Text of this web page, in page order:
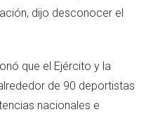
dijo desconocer el
que el Ejército y la
de 90 deportistas
nacionales e